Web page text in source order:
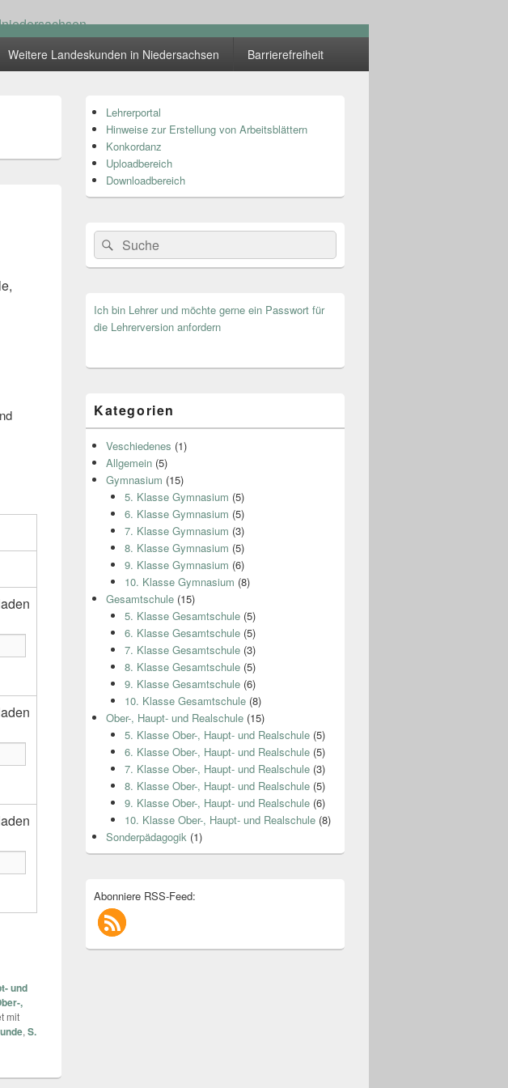
Weitere Landeskunden in Niedersachsen Barrierefreiheit
und
,
mit
, S.
Seitenleisten
Widget-
Bereich
Lehrerportal
Hinweise zur Erstellung von Arbeitsblättern
Konkordanz
Uploadbereich
Downloadbereich
Search
for:
Suche
Ich bin Lehrer und möchte gerne ein Passwort für
die Lehrerversion anfordern
Kategorien
Veschiedenes (1)
Allgemein (5)
Gymnasium (15)
5. Klasse Gymnasium (5)
6. Klasse Gymnasium (5)
7. Klasse Gymnasium (3)
8. Klasse Gymnasium (5)
9. Klasse Gymnasium (6)
10. Klasse Gymnasium (8)
Gesamtschule (15)
5. Klasse Gesamtschule(5)
6. Klasse Gesamtschule(5)
7. Klasse Gesamtschule(3)
8. Klasse Gesamtschule(5)
9. Klasse Gesamtschule(6)
10. Klasse Gesamtschule(8)
Ober-, Haupt- und Realschule (15)
5. Klasse Ober-, Haupt- und Realschule(5)
6. Klasse Ober-, Haupt- und Realschule(5)
7. Klasse Ober-, Haupt- und Realschule(3)
8. Klasse Ober-, Haupt- und Realschule(5)
9. Klasse Ober-, Haupt- und Realschule(6)
10. Klasse Ober-, Haupt- und Realschule(8)
Sonderpädagogik (1)
Abonniere RSS-Feed: